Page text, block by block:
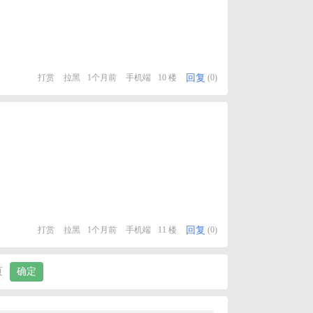
打赏 拉黑 1个月前 手机端 10 楼 回复 (0)
打赏 拉黑 1个月前 手机端 11 楼 回复 (0)
确定